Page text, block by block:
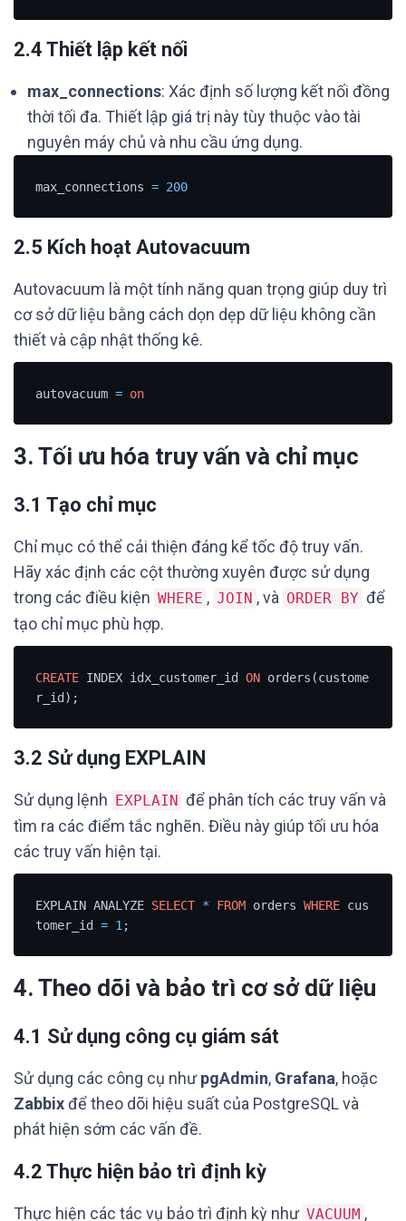
2.4 Thiết lập kết nối
max_connections: Xác định số lượng kết nối đồng
thời tối đa. Thiết lập giá trị này tùy thuộc vào tài
nguyên máy chủ và nhu cầu ứng dụng.
max_connections = 200
2.5 Kích hoạt Autovacuum
Autovacuum là một tính năng quan trọng giúp duy trì
cơ sở dữ liệu bằng cách dọn dẹp dữ liệu không cần
thiết và cập nhật thống kê.
autovacuum = on
3. Tối ưu hóa truy vấn và chỉ mục
3.1 Tạo chỉ mục
Chỉ mục có thể cải thiện đáng kể tốc độ truy vấn.
Hãy xác định các cột thường xuyên được sử dụng
trong các điều kiện WHERE , JOIN , và ORDER BY để
tạo chỉ mục phù hợp.
CREATE INDEX idx_customer_id ON orders(custome
r_id);
3.2 Sử dụng EXPLAIN
Sử dụng lệnh EXPLAIN để phân tích các truy vấn và
tìm ra các điểm tắc nghẽn. Điều này giúp tối ưu hóa
các truy vấn hiện tại.
EXPLAIN ANALYZE SELECT * FROM orders WHERE cus
tomer_id = 1 ;
4. Theo dõi và bảo trì cơ sở dữ liệu
4.1 Sử dụng công cụ giám sát
Sử dụng các công cụ nhưpgAdmin, Grafana, hoặc
Zabbixđể theo dõi hiệu suất của PostgreSQL và
phát hiện sớm các vấn đề.
4.2 Thực hiện bảo trì định kỳ
Thực hiện các tác vụ bảo trì định kỳ như VACUUM ,